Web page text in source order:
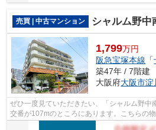
売買 | 中古マンション シャルム野中
1,799万円
阪急宝塚本線 「
築47年 / 7階建
大阪府大阪市淀
ぜひ一度見ていただきたい、「シャルム野中
交番が107mのところにあります。こちらの
徒歩11分で駅へのアクセスが可能な物件...